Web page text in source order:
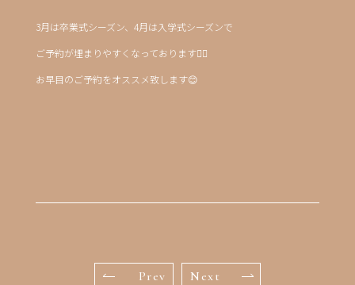
3月は卒業式シーズン、4月は入学式シーズンで
ご予約が埋まりやすくなっております🙇‍♀️
お早目のご予約をオススメ致します😊
Prev Next